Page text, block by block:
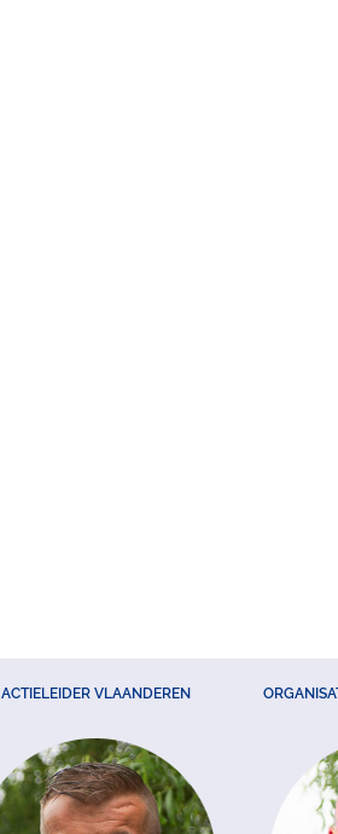
ACTIELEIDER VLAANDEREN